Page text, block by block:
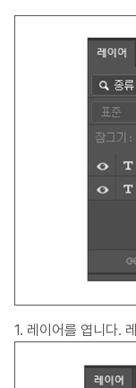
1. 레이어를 엽니다.